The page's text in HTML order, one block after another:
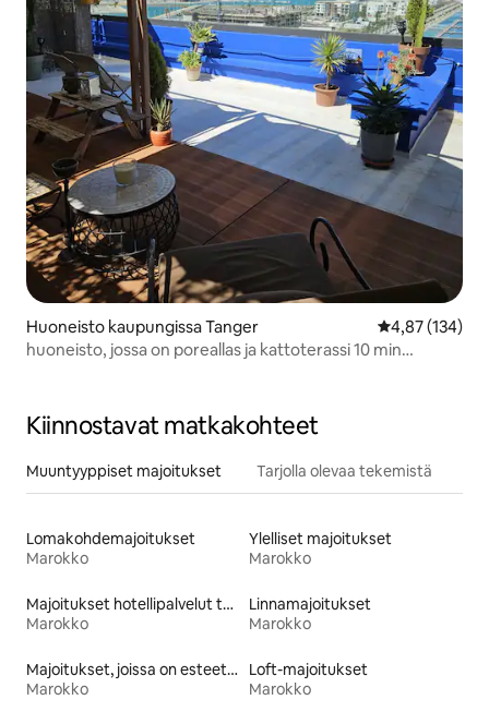
Huoneisto kaupungissa Tanger
4,87 (134)
huoneisto, jossa on poreallas ja kattoterassi 10 min
Kiinnostavat matkakohteet
Muuntyyppiset majoitukset Tarjolla olevaa tekemistä
Lomakohdemajoitukset
Marokko
Ylelliset majoitukset
Marokko
Majoitukset hotellipalvelut tarjoavissa huoneistoissa
Marokko
Linnamajoitukset
Marokko
Majoitukset, joissa on esteetön vuode
Marokko
Loft-majoitukset
Marokko